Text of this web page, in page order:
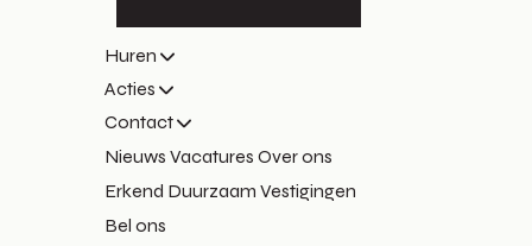
Huren
Acties
Contact
Nieuws Vacatures Over ons
Erkend Duurzaam Vestigingen
Bel ons